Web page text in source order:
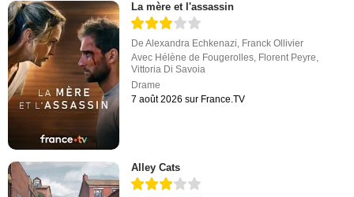
La mère et l'assassin
DeAlexandra Echkenazi, Franck Ollivier
Avec Hélène de Fougerolles, Florent Peyre,
Vittoria Di Savoia
Drame
7 août 2026 sur France.TV
Alley Cats